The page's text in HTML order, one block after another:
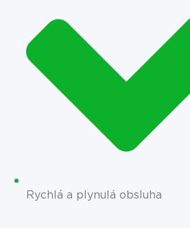
Rychlá a plynulá obsluha